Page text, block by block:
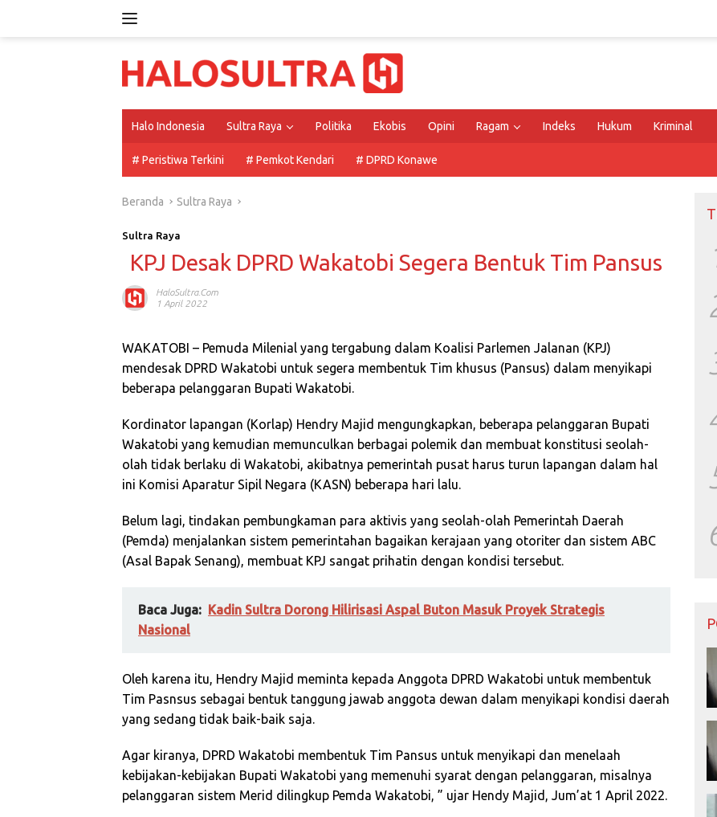
Halo Indonesia Sultra Raya Politika Ekobis Opini Ragam Indeks Hukum Kriminal
# Peristiwa Terkini # Pemkot Kendari # DPRD Konawe
Beranda Sultra Raya
Sultra Raya
KPJ Desak DPRD Wakatobi Segera Bentuk Tim Pansus
HaloSultra.com
1 April 2022
WAKATOBI – Pemuda Milenial yang tergabung dalam Koalisi Parlemen Jalanan (KPJ)
mendesak DPRD Wakatobi untuk segera membentuk Tim khusus (Pansus) dalam menyikapi
beberapa pelanggaran Bupati Wakatobi.
Kordinator lapangan (Korlap) Hendry Majid mengungkapkan, beberapa pelanggaran Bupati
Wakatobi yang kemudian memunculkan berbagai polemik dan membuat konstitusi seolah-
olah tidak berlaku di Wakatobi, akibatnya pemerintah pusat harus turun lapangan dalam hal
ini Komisi Aparatur Sipil Negara (KASN) beberapa hari lalu.
Belum lagi, tindakan pembungkaman para aktivis yang seolah-olah Pemerintah Daerah
(Pemda) menjalankan sistem pemerintahan bagaikan kerajaan yang otoriter dan sistem ABC
(Asal Bapak Senang), membuat KPJ sangat prihatin dengan kondisi tersebut.
Baca Juga: Kadin Sultra Dorong Hilirisasi Aspal Buton Masuk Proyek Strategis
Nasional
Oleh karena itu, Hendry Majid meminta kepada Anggota DPRD Wakatobi untuk membentuk
Tim Pasnsus sebagai bentuk tanggung jawab anggota dewan dalam menyikapi kondisi daerah
yang sedang tidak baik-baik saja.
Agar kiranya, DPRD Wakatobi membentuk Tim Pansus untuk menyikapi dan menelaah
kebijakan-kebijakan Bupati Wakatobi yang memenuhi syarat dengan pelanggaran, misalnya
pelanggaran sistem Merid dilingkup Pemda Wakatobi, ” ujar Hendy Majid, Jum’at 1 April 2022.